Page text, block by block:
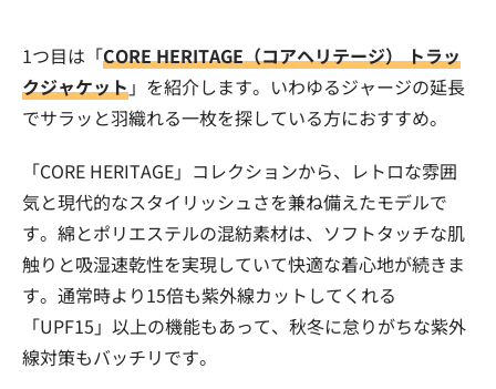
1つ目は「CORE HERITAGE（コアヘリテージ） トラッ
クジャケット」を紹介します。いわゆるジャージの延長
でサラッと羽織れる一枚を探している方におすすめ。
「CORE HERITAGE」コレクションから、レトロな雰囲
気と現代的なスタイリッシュさを兼ね備えたモデルで
す。綿とポリエステルの混紡素材は、ソフトタッチな肌
触りと吸湿速乾性を実現していて快適な着心地が続きま
す。通常時より15倍も紫外線カットしてくれる
「UPF15」以上の機能もあって、秋冬に怠りがちな紫外
線対策もバッチリです。